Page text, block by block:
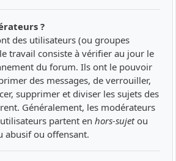
?
des utilisateurs (ou groupes
travail consiste à vérifier au jour le
du forum. Ils ont le pouvoir
des messages, de verrouiller,
supprimer et diviser les sujets des
Généralement, les modérateurs
partent en hors-sujetou
abusif ou offensant.